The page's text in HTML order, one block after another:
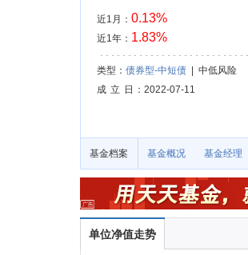
近1月： 0.13%
近1年： 1.83%
类型： 债券型-中短债| 中低风险
成 立 日
：2022-07-11
基金档案 基金概况 基金经理
单位净值走势